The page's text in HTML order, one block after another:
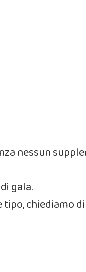
nessun
gala.
chiediamo